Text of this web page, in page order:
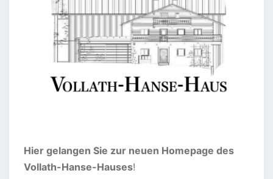
Hier gelangen Sie zur neuen Homepage des
Vollath-Hanse-Hauses!